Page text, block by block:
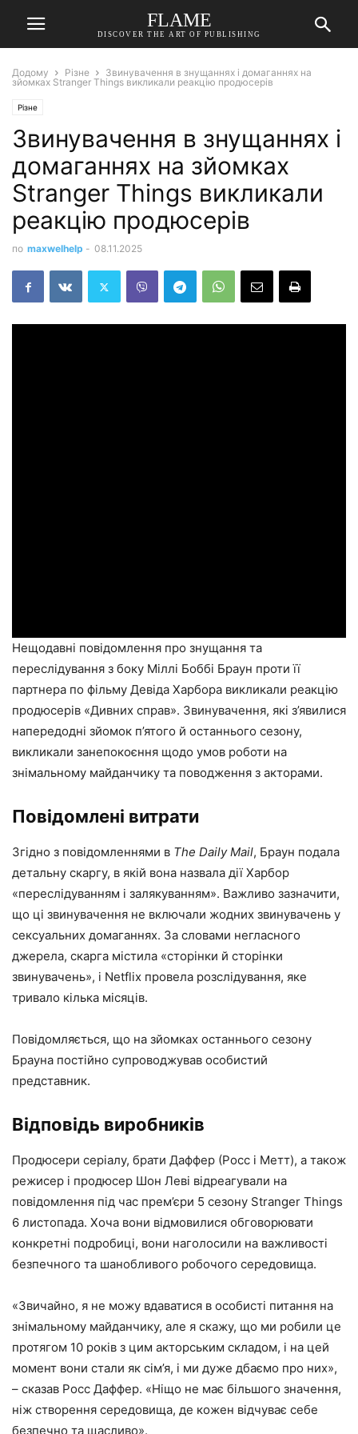
FLAME
DISCOVER THE ART OF PUBLISHING
Додому Різне
Звинувачення в знущаннях і домаганнях на
зйомках Stranger Things викликали реакцію продюсерів
Різне
Звинувачення в знущаннях і
домаганнях на зйомках
Stranger Things викликали
реакцію продюсерів
по maxwelhelp - 08.11.2025
Нещодавні повідомлення про знущання та
переслідування з боку Міллі Боббі Браун проти її
партнера по фільму Девіда Харбора викликали реакцію
продюсерів «Дивних справ». Звинувачення, які з’явилися
напередодні зйомок п’ятого й останнього сезону,
викликали занепокоєння щодо умов роботи на
знімальному майданчику та поводження з акторами.
Повідомлені витрати
Згідно з повідомленнями в The Daily Mail, Браун подала
детальну скаргу, в якій вона назвала дії Харбор
«переслідуванням і залякуванням». Важливо зазначити,
що ці звинувачення не включали жодних звинувачень у
сексуальних домаганнях. За словами негласного
джерела, скарга містила «сторінки й сторінки
звинувачень», і Netflix провела розслідування, яке
тривало кілька місяців.
Повідомляється, що на зйомках останнього сезону
Брауна постійно супроводжував особистий
представник.
Відповідь виробників
Продюсери серіалу, брати Даффер (Росс і Метт), а також
режисер і продюсер Шон Леві відреагували на
повідомлення під час прем’єри 5 сезону Stranger Things
6 листопада. Хоча вони відмовилися обговорювати
конкретні подробиці, вони наголосили на важливості
безпечного та шанобливого робочого середовища.
«Звичайно, я не можу вдаватися в особисті питання на
знімальному майданчику, але я скажу, що ми робили це
протягом 10 років з цим акторським складом, і на цей
момент вони стали як сім’я, і ми дуже дбаємо про них»,
– сказав Росс Даффер. «Ніщо не має більшого значення,
ніж створення середовища, де кожен відчуває себе
безпечно та щасливо».